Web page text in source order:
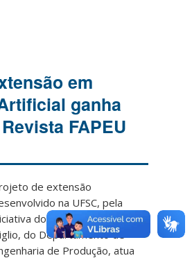
em
ganha
FAPEU
de extensão
na UFSC, pela
do docente Ricardo
do Departamento de
de Produção, atua